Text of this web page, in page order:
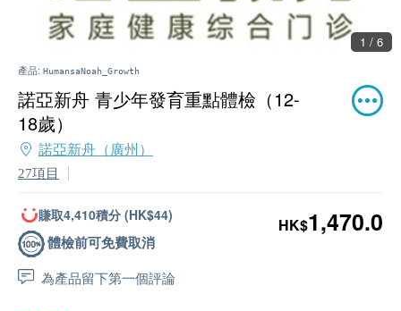
1 / 6
產品: HumansaNoah_Growth
諾亞新舟 青少年發育重點體檢（12-
18歲）
諾亞新舟（廣州）
27項目
賺取4,410積分 (HK$44)
體檢前可免費取消
為產品留下第一個評論
HK$1,470.0